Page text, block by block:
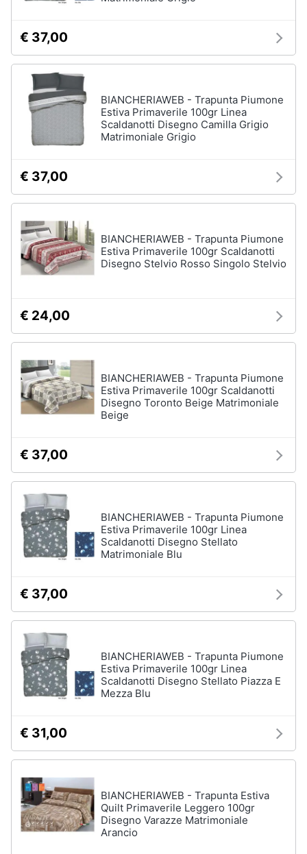
doccia
Vedi
Ingresso
Scarpiera
Mobili
ingresso
Librerie
Vedi
tutti
Mobili
Mobili
Divani
Divano
letto
Vedi
tutti
Complementi
decorazioni
da
Carta
parati
Tende
Vedi
Tessili
Tende
da
sole
Tende
€ 37,00
BIANCHERIAWEB - Trapunta Piumone
Estiva Primaverile 100gr Linea
Scaldanotti Disegno Camilla Grigio
Matrimoniale Grigio
€ 37,00
BIANCHERIAWEB - Trapunta Piumone
Estiva Primaverile 100gr Scaldanotti
Disegno Stelvio Rosso Singolo Stelvio
€ 24,00
BIANCHERIAWEB - Trapunta Piumone
Estiva Primaverile 100gr Scaldanotti
Disegno Toronto Beige Matrimoniale
Beige
€ 37,00
BIANCHERIAWEB - Trapunta Piumone
Estiva Primaverile 100gr Linea
Scaldanotti Disegno Stellato
Matrimoniale Blu
€ 37,00
BIANCHERIAWEB - Trapunta Piumone
Estiva Primaverile 100gr Linea
Scaldanotti Disegno Stellato Piazza E
Mezza Blu
€ 31,00
BIANCHERIAWEB - Trapunta Estiva
Quilt Primaverile Leggero 100gr
Disegno Varazze Matrimoniale
Arancio